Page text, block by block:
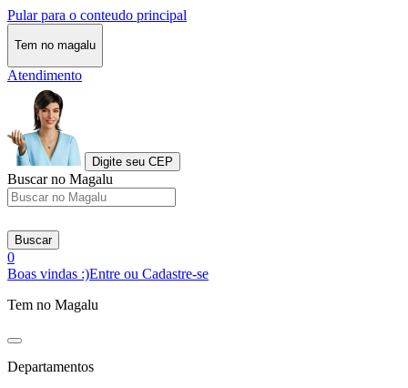
Pular para o conteudo principal
Tem no magalu
Atendimento
Digite seu CEP
Buscar no Magalu
Buscar
0
Boas vindas :)Entre ou Cadastre-se
Tem no Magalu
Departamentos